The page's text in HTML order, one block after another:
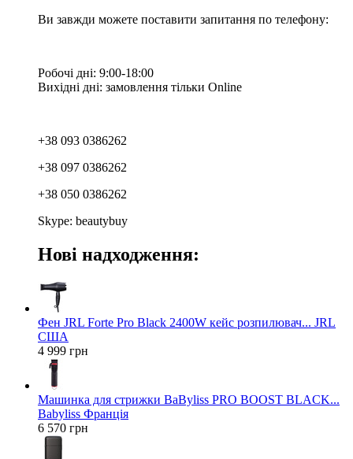
Ви завжди можете поставити запитання по телефону:
Робочі дні: 9:00-18:00
Вихідні дні: замовлення тільки Online
+38 093 0386262
+38 097 0386262
+38 050 0386262
Skype: beautybuy
Нові надходження:
Фен JRL Forte Pro Black 2400W кейс розпилювач... JRL
США
4 999 грн
Машинка для стрижки BaByliss PRO BOOST BLACK...
Babyliss Франція
6 570 грн